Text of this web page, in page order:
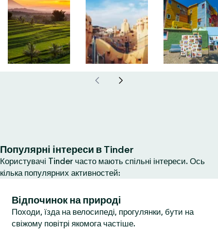
Популярні інтереси в Tinder
Користувачі Tinder часто мають спільні інтереси. Ось
кілька популярних активностей:
Відпочинок на природі
Походи, їзда на велосипеді, прогулянки, бути на
свіжому повітрі якомога частіше.